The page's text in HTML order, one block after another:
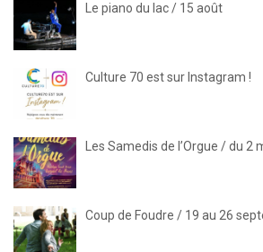
Le piano du lac / 15 août
Culture 70 est sur Instagram !
Les Samedis de l’Orgue / du 2
Coup de Foudre / 19 au 26